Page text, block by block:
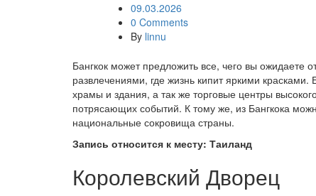
09.03.2026
0 Comments
By linnu
Бангкок может предложить все, чего вы
развлечениями, где жизнь кипит яркими
храмы и здания, а так же торговые центры
потрясающих событий. К тому же, из Бангкока
национальные сокровища страны.
Запись относится к месту: Таиланд
Королевский Дворец